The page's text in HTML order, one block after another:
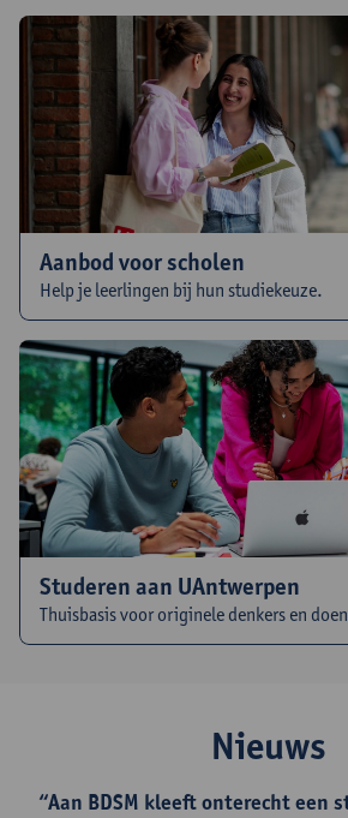
Aanbod voor scholen
Help je leerlingen bij hun studiekeuze.
Studeren aan UAntwerpen
Thuisbasis voor originele denkers en
Nieuws
“Aan BDSM kleeft onterecht een